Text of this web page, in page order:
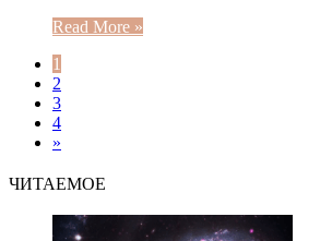
Read More »
1
2
3
4
»
ЧИТАЕМОЕ